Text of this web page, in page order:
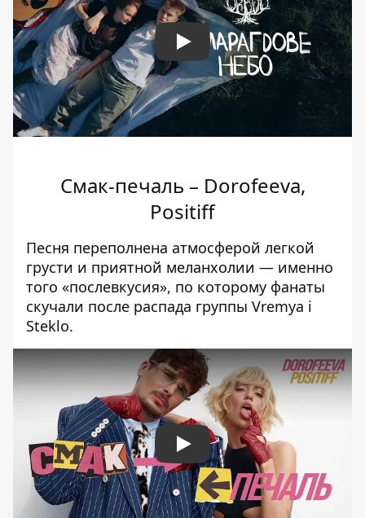
Play
Смак-печаль – Dorofeeva,
Positiff
Песня переполнена атмосферой легкой
грусти и приятной меланхолии — именно
того «послевкусия», по которому фанаты
скучали после распада группы Vremya i
Steklo.
Play